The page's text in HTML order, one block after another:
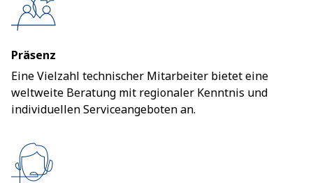
Präsenz
Eine Vielzahl technischer Mitarbeiter bietet eine
weltweite Beratung mit regionaler Kenntnis und
individuellen Serviceangeboten an.